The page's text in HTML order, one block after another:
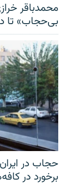
محمدباقر
بی‌حجاب» تا
حجاب در
برخورد در